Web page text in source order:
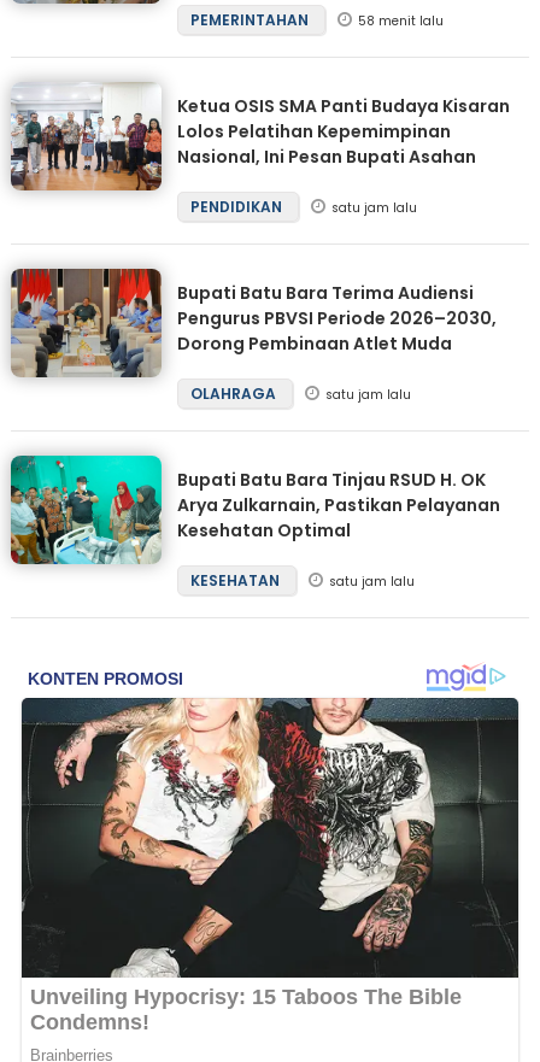
PEMERINTAHAN 58 menit lalu
Ketua OSIS SMA Panti Budaya Kisaran
Lolos Pelatihan Kepemimpinan
Nasional, Ini Pesan Bupati Asahan
PENDIDIKAN satu jam lalu
Bupati Batu Bara Terima Audiensi
Pengurus PBVSI Periode 2026–2030,
Dorong Pembinaan Atlet Muda
OLAHRAGA satu jam lalu
Bupati Batu Bara Tinjau RSUD H. OK
Arya Zulkarnain, Pastikan Pelayanan
Kesehatan Optimal
KESEHATAN satu jam lalu